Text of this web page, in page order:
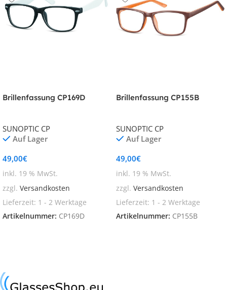
Brillenfassung CP169D
SUNOPTIC CP
Auf Lager
49,00€
inkl. 19 % MwSt.
zzgl. Versandkosten
Lieferzeit: 1 - 2 Werktage
Artikelnummer: CP169D
Brillenfassung CP155B
SUNOPTIC CP
Auf Lager
49,00€
inkl. 19 % MwSt.
zzgl. Versandkosten
Lieferzeit: 1 - 2 Werktage
Artikelnummer: CP155B